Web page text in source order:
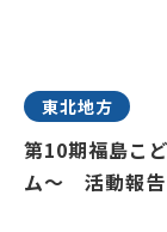
東北地方
第10期福島こ
ム～ 活動報告